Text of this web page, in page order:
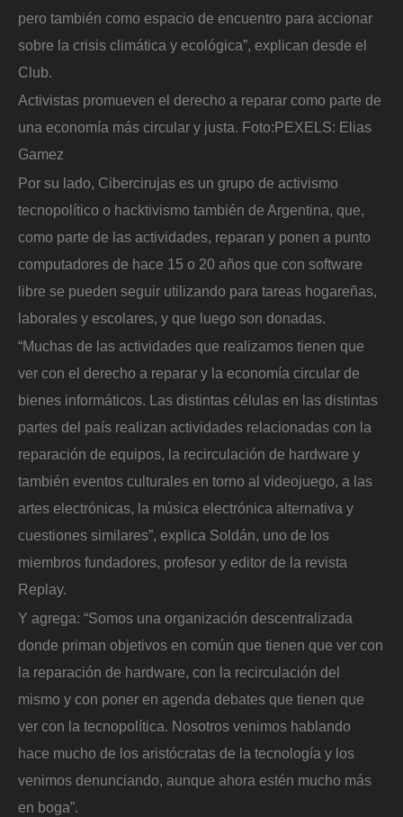
pero también como espacio de encuentro para accionar
sobre la crisis climática y ecológica”, explican desde el
Club.
Activistas promueven el derecho a reparar como parte de
una economía más circular y justa. Foto:PEXELS: Elias
Gamez
Por su lado, Cibercirujas es un grupo de activismo
tecnopolítico o hacktivismo también de Argentina, que,
como parte de las actividades, reparan y ponen a punto
computadores de hace 15 o 20 años que con software
libre se pueden seguir utilizando para tareas hogareñas,
laborales y escolares, y que luego son donadas.
“Muchas de las actividades que realizamos tienen que
ver con el derecho a reparar y la economía circular de
bienes informáticos. Las distintas células en las distintas
partes del país realizan actividades relacionadas con la
reparación de equipos, la recirculación de hardware y
también eventos culturales en torno al videojuego, a las
artes electrónicas, la música electrónica alternativa y
cuestiones similares”, explica Soldán, uno de los
miembros fundadores, profesor y editor de la revista
Replay.
Y agrega: “Somos una organización descentralizada
donde priman objetivos en común que tienen que ver con
la reparación de hardware, con la recirculación del
mismo y con poner en agenda debates que tienen que
ver con la tecnopolítica. Nosotros venimos hablando
hace mucho de los aristócratas de la tecnología y los
venimos denunciando, aunque ahora estén mucho más
en boga”.